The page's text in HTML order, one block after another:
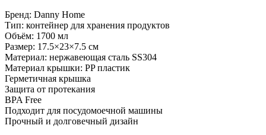
Бренд: Danny Home
Тип: контейнер для хранения продуктов
Объём: 1700 мл
Размер: 17.5×23×7.5 см
Материал: нержавеющая сталь SS304
Материал крышки: PP пластик
Герметичная крышка
Защита от протекания
BPA Free
Подходит для посудомоечной машины
Прочный и долговечный дизайн